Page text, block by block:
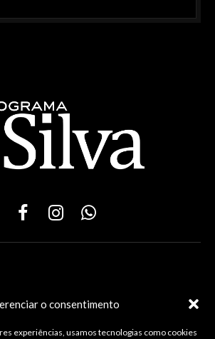
o consentimento
experiências, usamos tecnologias como cookies
FacebookInstagramWhatsApp